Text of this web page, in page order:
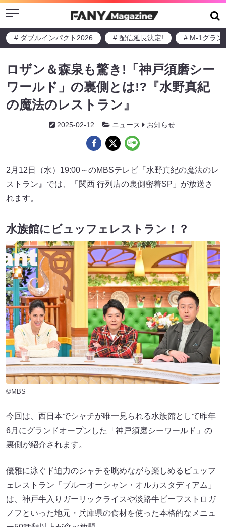
Menu
# ダブルインパクト2026 # 配信延長決定! # M-1グラン
ロザン＆森泉も驚き!「神戸須磨シー
ワールド」の裏側とは!?『水野真紀
の魔法のレストラン』
2025-02-12 ニュース お知らせ
2月12日（水）19:00～のMBSテレビ『水野真紀の魔法のレ
ストラン』では、「関西 行列店の裏側密着SP」が放送さ
れます。
水族館にビュッフェレストラン！？
©MBS
今回は、西日本でシャチが唯一見られる水族館として昨年
6月にグランドオープンした「神戸須磨シーワールド」の
裏側が紹介されます。
優雅に泳ぐド迫力のシャチを眺めながら楽しめるビュッフ
ェレストラン「ブルーオーシャン・オルカスタディアム」
は、神戸牛入りガーリックライスや淡路牛ビーフストロガ
ノフといった地元・兵庫県の食材を使った本格的なメニュ